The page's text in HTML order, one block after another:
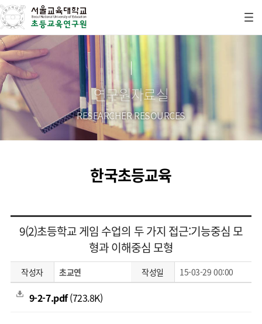
연구원자료실
RESEARCHER RESOURCES
한국초등교육
9(2)초등학교 게임 수업의 두 가지 접근:기능중심 모
형과 이해중심 모형
작성자 초교연 작성일 15-03-29 00:00
9-2-7.pdf(723.8K)